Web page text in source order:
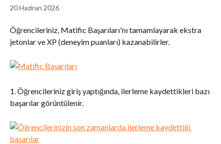
20 Haziran 2026
Öğrencileriniz, Matific Başarıları'nı tamamlayarak ekstra
jetonlar ve XP (deneyim puanları) kazanabilirler.
1. Öğrencileriniz giriş yaptığında, ilerleme kaydettikleri bazı
başarılar görüntülenir.